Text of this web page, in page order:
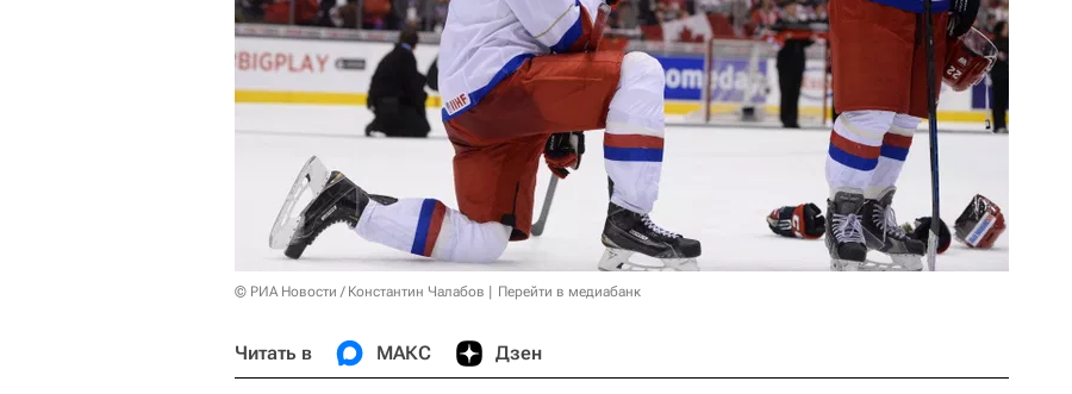
© РИА Новости / Константин Чалабов Перейти в медиабанк
Читать в МАКС Дзен